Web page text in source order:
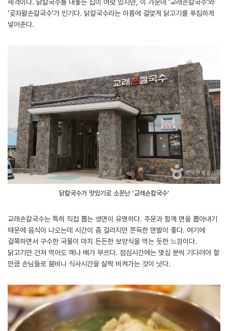
제격이다. 닭칼국수를 내놓는 집이 여럿 있지만, 이 가운데 ‘교래손칼국수’와
‘곶자왈손칼국수’가 인기다. 닭칼국수라는 이름에 걸맞게 닭고기를 푸짐하게
넣어준다.
닭칼국수가 맛있기로 소문난 ‘교래손칼국수’
교래손칼국수는 특히 직접 뽑는 생면이 유명하다. 주문과 함께 면을 뽑아내기
때문에 음식이 나오는데 시간이 좀 걸리지만 쫀득한 면발이 좋다. 여기에
걸쭉하면서 구수한 국물이 마치 든든한 보양식을 먹는 듯한 느낌이다.
닭고기만 건져 먹어도 꽤나 배가 부르다. 점심시간에는 몇십 분씩 기다려야 할
만큼 손님들로 붐비니 식사시간을 살짝 비켜가는 것이 낫다.